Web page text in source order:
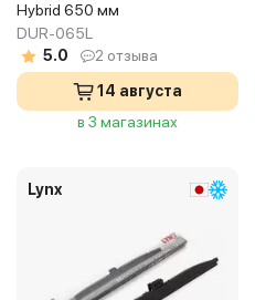
Hybrid 650 мм
DUR-065L
5.0
2 отзыва
14 августа
в 3 магазинах
Lynx